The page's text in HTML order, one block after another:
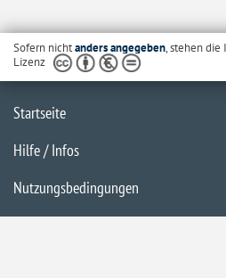
Sofern nichtanders angegeben, stehen die
Lizenz
Startseite
Hilfe / Infos
Nutzungsbedingungen